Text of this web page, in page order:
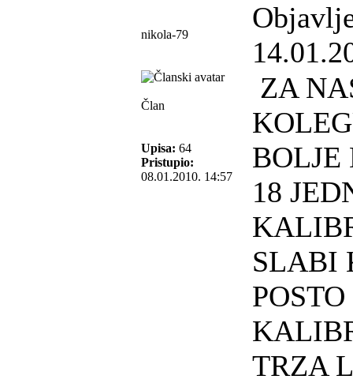
nikola-79
Član
Upisa: 64
Pristupio:
08.01.2010. 14:57
ZA
18
SLABI
TRZA